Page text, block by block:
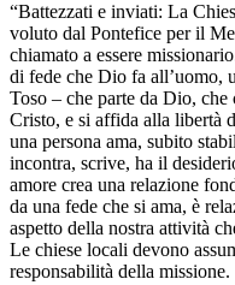
“Battezzati e inviati: La
voluto dal Pontefice per il
chiamato a essere
di fede che Dio fa all’uomo,
Toso – che parte da Dio,
Cristo, e si affida alla libertà
una persona ama, subito
incontra, scrive, ha il
amore crea una relazione
da una fede che si ama, è
aspetto della nostra attività
Le chiese locali devono
responsabilità della missione.